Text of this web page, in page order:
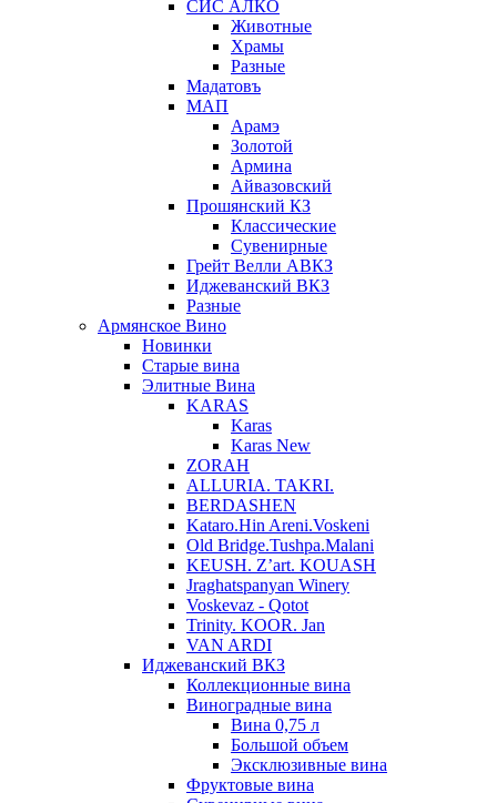
СИС АЛКО
Животные
Храмы
Разные
Мадатовъ
МАП
Арамэ
Золотой
Армина
Айвазовский
Прошянский КЗ
Классические
Сувенирные
Грейт Велли АВКЗ
Иджеванский ВКЗ
Разные
Армянское Вино
Новинки
Старые вина
Элитные Вина
KARAS
Karas
Karas New
ZORAH
ALLURIA. TAKRI.
BERDASHEN
Kataro.Hin Areni.Voskeni
Old Bridge.Tushpa.Malani
KEUSH. Z’art. KOUASH
Jraghatspanyan Winery
Voskevaz - Qotot
Trinity. KOOR. Jan
VAN ARDI
Иджеванский ВКЗ
Коллекционные вина
Виноградные вина
Вина 0,75 л
Большой объем
Эксклюзивные вина
Фруктовые вина